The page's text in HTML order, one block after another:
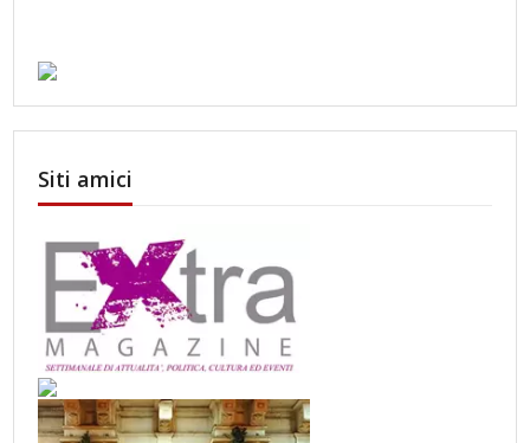
Siti amici